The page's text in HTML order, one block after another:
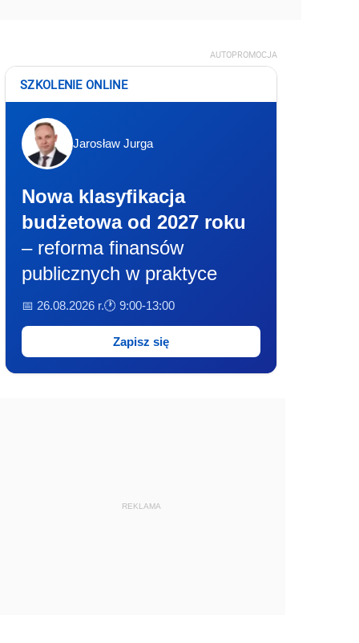
AUTOPROMOCJA
SZKOLENIE ONLINE
Jarosław Jurga
Nowa klasyfikacja
budżetowa od 2027 roku
– reforma finansów
publicznych w praktyce
📅 26.08.2026 r.🕐 9:00-13:00
Zapisz się
REKLAMA